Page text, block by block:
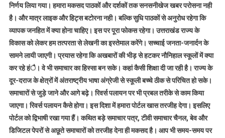
निर्णय लिया गया। हमारा मकसद पाठकों और दर्शकों तक सनसनीखेज खबर परोसना नही
है। और मात्र लाइक और हिट्स बटोरना नही। बल्कि सुधि पाठकों से अनुरोध रहेगा कि
व्यापक जनहित में क्या होना चाहिए। इस पर पूरा फोकस रहेगा। उत्तराखंड राज्य के
विकास को लेकर हम तत्परता से लेखनी का इस्तेमाल करेंगे। सच्चाई जनता-जनार्दन के
सामने लायी जाएगी। प्रयास रहेगा कि अखबारों की भीड़ से हटकर नौनिहाल स्कूलों में क्या
कर रहे हंै। वे भी समाचार का हिस्सा बन सके। कहां कैसी शिक्षा दी जा रही है। राज्य के
दूर-दराज के क्षेत्रों में अंतराष्ट्रीय भाषा अंग्रेजी से स्कूली बच्चे ठीक से परिचित हो सके।
समाचारों से जुड़े जाने और आगे बढ़े। रिवर्स पलायन पर भी प्रबल तरीके से काम किया
जाएगा। रिवर्स पलायन कैसे होगा। इस दिशा में हमारा पोर्टल खास तरजीह देगा। इसलिए
पोर्टल को द्विभाषी रखा गया हैं। कथित बड़े समाचार पत्र, टीवी समाचार चैनल, बेव और
डिजिटल पेपरों से अछूते समाचारों को तरजीह देना ही मकसद है। आप भी समय-समय पर